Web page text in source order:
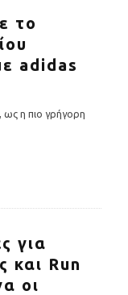
το
adidas
ως η πιο γρήγορη
για
και Run
οι